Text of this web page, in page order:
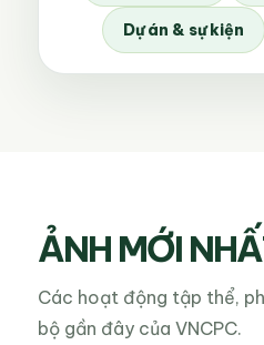
Dự án & sự kiện
ẢNH MỚI
Các hoạt động tập thể,
bộ gần đây của VNCPC.